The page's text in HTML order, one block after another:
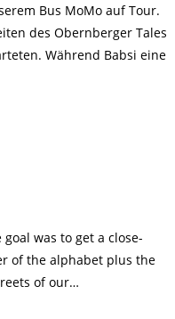
Bus MoMo auf Tour.
des Obernberger Tales
Während Babsi eine
was to get a close-
of the alphabet plus the
of our…